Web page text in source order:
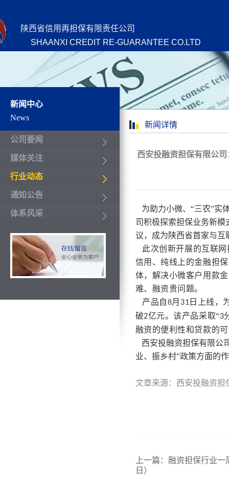
陕西省信用再担保有限责任公司
SHAANXI CREDIT RE-GUARANTEE CO.LTD
新闻中心
News
公司要闻
媒体关注
行业动态
通知公告
体系风采
新闻详情
西安投融资担保有限公
为助力小微、 “三农”实
司积极探索担保业务新
议，成为陕西省首家与互
此次创新开展的互联网
信用、纯线上的金融担
体，解决小微客户用款
难、融资贵问题。
产品自8月 31 日上线，
破2亿元。该产品采取“3
融资的便利性和贷款的
西安投融资担保有限公
业、振乡村”政策方面的
文章来源：西安投融资担
上一篇： 融资担保行业一
日）